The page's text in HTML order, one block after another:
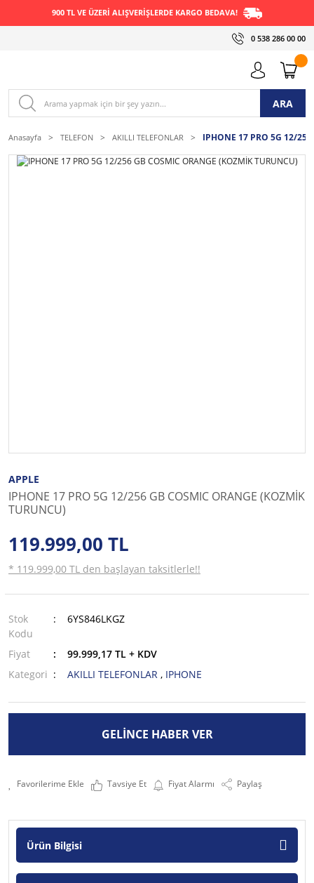
900 TL VE ÜZERİ ALIŞVERİŞLERDE KARGO BEDAVA!
0 538 286 00 00
ARA
Anasayfa TELEFON AKILLI TELEFONLAR IPHONE 17 PRO 5G 12/
APPLE
IPHONE 17 PRO 5G 12/256 GB COSMIC ORANGE (KOZMİK
TURUNCU)
119.999,00 TL
* 119.999,00 TL den başlayan taksitlerle!!
Stok
Kodu
6YS846LKGZ
Fiyat
99.999,17 TL + KDV
Kategori
AKILLI TELEFONLAR , IPHONE
GELİNCE HABER VER
Tavsiye Et Fiyat Alarmı Paylaş
Ürün Bilgisi